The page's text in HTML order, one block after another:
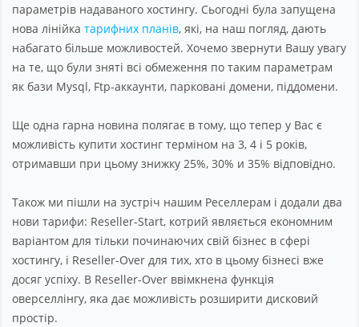
Підтримка
Про компанію
параметрів надаваного хостингу. Сьогодні була запущена
нова лінійка тарифних планів, які, на наш погляд, дають
набагато більше можливостей. Хочемо звернути Вашу увагу
на те, що були зняті всі обмеження по таким параметрам
як бази Mysql, Ftp-аккаунти, парковані домени, піддомени.
Ще одна гарна новина полягає в тому, що тепер у Вас є
можливість купити хостинг терміном на 3, 4 і 5 років,
отримавши при цьому знижку 25%, 30% и 35% відповідно.
Також ми пішли на зустріч нашим Реселлерам і додали два
нови тарифи: Reseller-Start, котрий являється економним
варіантом для тільки починаючих свій бізнес в сфері
хостингу, і Reseller-Over для тих, хто в цьому бізнесі вже
досяг успіху. В Reseller-Over ввімкнена функція
оверселлінгу, яка дає можливість розширити дисковий
простір.